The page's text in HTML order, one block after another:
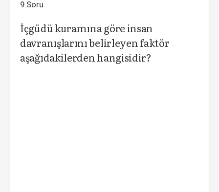
9.Soru
İçgüdü kuramına göre insan
davranışlarını belirleyen faktör
aşağıdakilerden hangisidir?